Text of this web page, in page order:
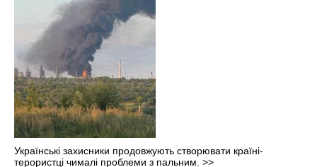
Українські захисники продовжують створювати країні-
терористці чималі проблеми з пальним. >>